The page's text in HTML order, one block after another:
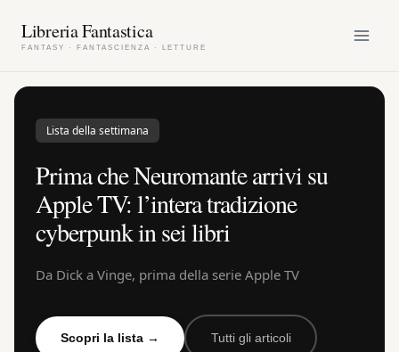
content
Libreria Fantastica
Lista della settimana
Prima che Neuromante arrivi su
Apple TV: l’intera tradizione
cyberpunk in sei libri
Da Dick a Vinge, prima della serie Apple TV
Scopri la lista → Tutti gli articoli